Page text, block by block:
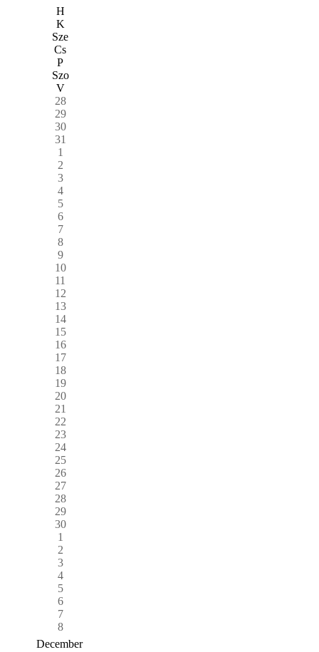
H
K
Sze
Cs
P
Szo
V
28
29
30
31
1
2
3
4
5
6
7
8
9
10
11
12
13
14
15
16
17
18
19
20
21
22
23
24
25
26
27
28
29
30
1
2
3
4
5
6
7
8
December